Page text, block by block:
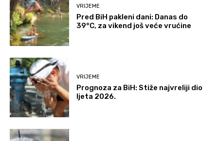
VRIJEME
Pred BiH pakleni dani: Danas do
39°C, za vikend još veće vrućine
VRIJEME
Prognoza za BiH: Stiže najvreliji dio
ljeta 2026.